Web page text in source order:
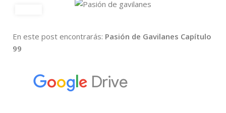
En este post encontrarás: Pasión de Gavilanes Capítulo
99